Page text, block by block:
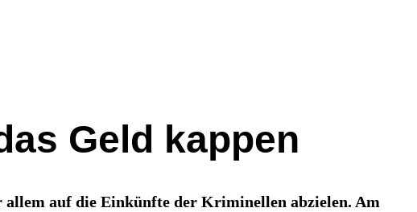
Geld kappen
auf die Einkünfte der Kriminellen abzielen. Am